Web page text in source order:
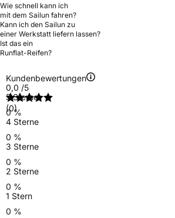
Wie schnell kann ich
mit dem Sailun fahren?
Kann ich den Sailun zu
einer Werkstatt liefern lassen?
Ist das ein
Runflat-Reifen?
Kundenbewertungen
0,0 /5
(0)
5 Sterne
0 %
4 Sterne
0 %
3 Sterne
0 %
2 Sterne
0 %
1 Stern
0 %